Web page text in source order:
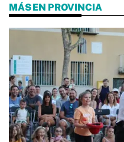
MÁS EN PROVINCIA